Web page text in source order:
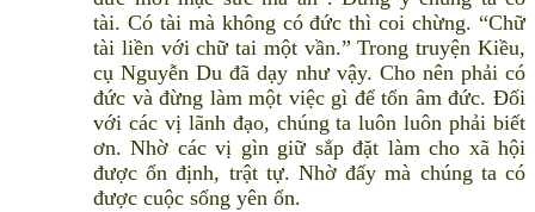
tài. Có tài mà không có đức thì coi chừng. “Chữ
tài liền với chữ tai một vần.” Trong truyện Kiều,
cụ Nguyễn Du đã dạy như vậy. Cho nên phải có
đức và đừng làm một việc gì để tổn âm đức. Đối
với các vị lãnh đạo, chúng ta luôn luôn phải biết
ơn. Nhờ các vị gìn giữ sắp đặt làm cho xã hội
được ổn định, trật tự. Nhờ đấy mà chúng ta có
được cuộc sống yên ổn.